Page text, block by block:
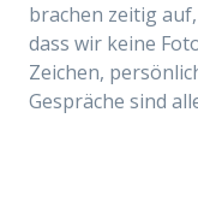
brachen zeitig
dass wir keine
Zeichen,
Gespräche sind